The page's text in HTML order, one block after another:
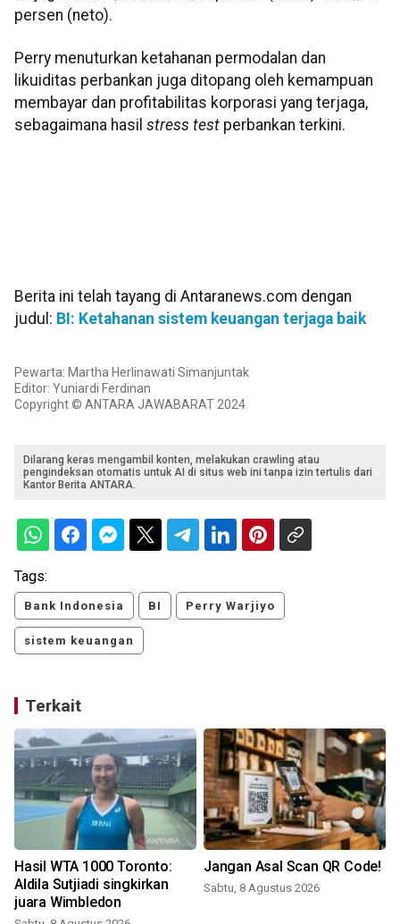
persen (neto).
Perry menuturkan ketahanan permodalan dan
likuiditas perbankan juga ditopang oleh kemampuan
membayar dan profitabilitas korporasi yang terjaga,
sebagaimana hasil stress test perbankan terkini.
Berita ini telah tayang di Antaranews.com dengan
judul: BI: Ketahanan sistem keuangan terjaga baik
Pewarta: Martha Herlinawati Simanjuntak
Editor: Yuniardi Ferdinan
Copyright © ANTARA JAWABARAT 2024
Dilarang keras mengambil konten, melakukan crawling atau
pengindeksan otomatis untuk AI di situs web ini tanpa izin tertulis dari
Kantor Berita ANTARA.
Tags:
Bank Indonesia BI Perry Warjiyo
sistem keuangan
Terkait
Hasil WTA 1000 Toronto:
Aldila Sutjiadi singkirkan
juara Wimbledon
Jangan Asal Scan QR Code!
Sabtu, 8 Agustus 2026